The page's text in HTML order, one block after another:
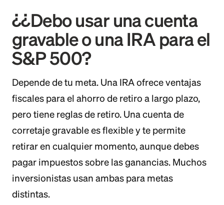
¿¿Debo usar una cuenta
gravable o una IRA para el
S&P 500?
Depende de tu meta. Una IRA ofrece ventajas
fiscales para el ahorro de retiro a largo plazo,
pero tiene reglas de retiro. Una cuenta de
corretaje gravable es flexible y te permite
retirar en cualquier momento, aunque debes
pagar impuestos sobre las ganancias. Muchos
inversionistas usan ambas para metas
distintas.